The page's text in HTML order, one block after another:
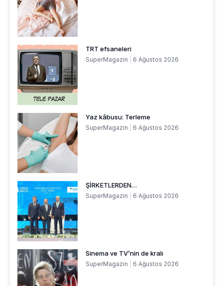
TRT efsaneleri
SuperMagazin 6 Ağustos 2026
Yaz kâbusu: Terleme
SuperMagazin 6 Ağustos 2026
ŞİRKETLERDEN…
SuperMagazin 6 Ağustos 2026
Sinema ve TV’nin de kralı
SuperMagazin 6 Ağustos 2026